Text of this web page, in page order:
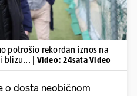
potrošio rekordan iznos na
blizu...
| Video: 24sata Video
o dosta neobičnom